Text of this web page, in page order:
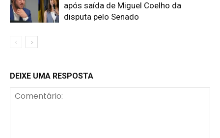
após saída de Miguel Coelho da
disputa pelo Senado
DEIXE UMA RESPOSTA